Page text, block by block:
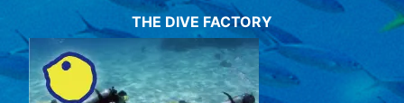
THE DIVE FACTORY